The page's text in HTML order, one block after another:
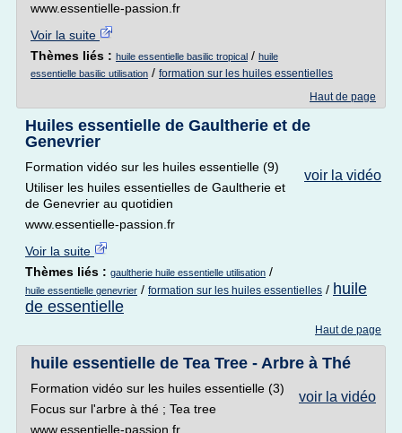
www.essentielle-passion.fr
Voir la suite
Thèmes liés : huile essentielle basilic tropical / huile
essentielle basilic utilisation / formation sur les huiles essentielles
Haut de page
Huiles essentielle de Gaultherie et de
Genevrier
voir la vidéo
Formation vidéo sur les huiles essentielle (9)
Utiliser les huiles essentielles de Gaultherie et
de Genevrier au quotidien
www.essentielle-passion.fr
Voir la suite
Thèmes liés : gaultherie huile essentielle utilisation /
huile essentielle genevrier / formation sur les huiles essentielles / huile
de essentielle
Haut de page
huile essentielle de Tea Tree - Arbre à Thé
voir la vidéo
Formation vidéo sur les huiles essentielle (3)
Focus sur l'arbre à thé ; Tea tree
www.essentielle-passion.fr